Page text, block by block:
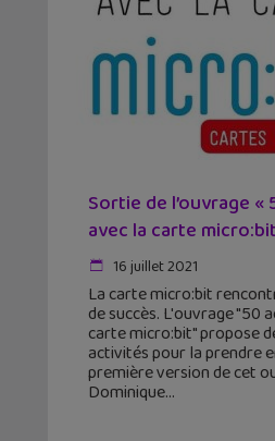
Sortie de l’ouvrage
avec la carte
16 juillet 2021
La carte micro:bit
de succès. L'ouvrage "50
carte micro:bit" propose
activités pour la prendre
première version de cet
Dominique